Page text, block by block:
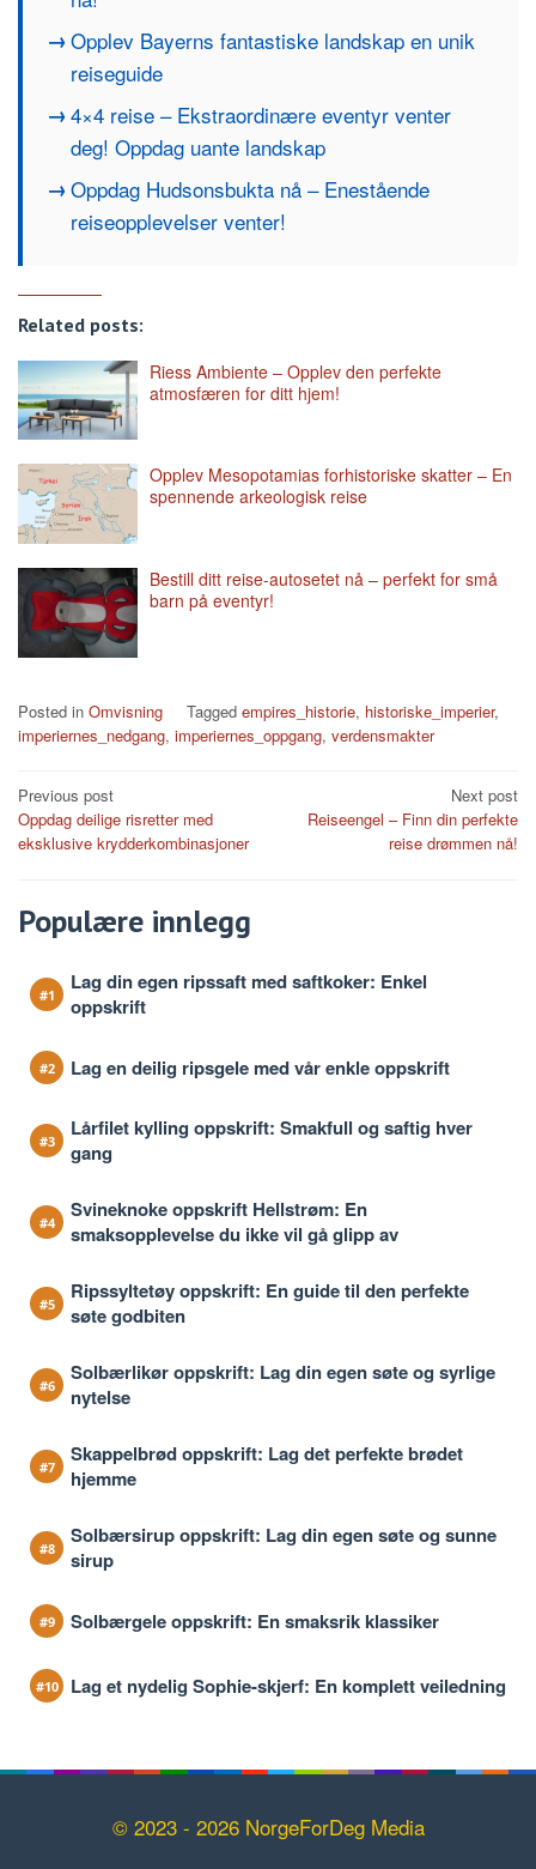
Opplev Bayerns fantastiske landskap en unik
reiseguide
4×4 reise – Ekstraordinære eventyr venter
deg! Oppdag uante landskap
Oppdag Hudsonsbukta nå – Enestående
reiseopplevelser venter!
Related posts:
Riess Ambiente – Opplev den perfekte
atmosfæren for ditt hjem!
Opplev Mesopotamias forhistoriske skatter – En
spennende arkeologisk reise
Bestill ditt reise-autosetet nå – perfekt for små
barn på eventyr!
Posted in Omvisning Tagged empires_historie, historiske_imperier,
imperiernes_nedgang, imperiernes_oppgang, verdensmakter
Post
navigation
Previous post
Oppdag deilige risretter med
eksklusive krydderkombinasjoner
Next post
Reiseengel – Finn din perfekte
reise drømmen nå!
Populære innlegg
Lag din egen ripssaft med saftkoker: Enkel
oppskrift
Lag en deilig ripsgele med vår enkle oppskrift
Lårfilet kylling oppskrift: Smakfull og saftig hver
gang
Svineknoke oppskrift Hellstrøm: En
smaksopplevelse du ikke vil gå glipp av
Ripssyltetøy oppskrift: En guide til den perfekte
søte godbiten
Solbærlikør oppskrift: Lag din egen søte og syrlige
nytelse
Skappelbrød oppskrift: Lag det perfekte brødet
hjemme
Solbærsirup oppskrift: Lag din egen søte og sunne
sirup
Solbærgele oppskrift: En smaksrik klassiker
Lag et nydelig Sophie-skjerf: En komplett veiledning
© 2023 - 2026 NorgeForDeg Media